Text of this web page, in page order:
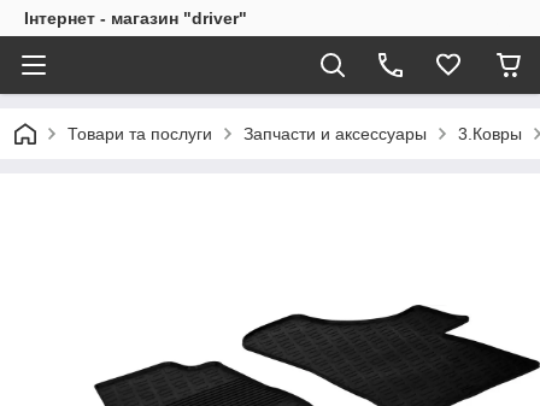
Інтернет - магазин "driver"
Товари та послуги Запчасти и аксессуары 3.Ковры